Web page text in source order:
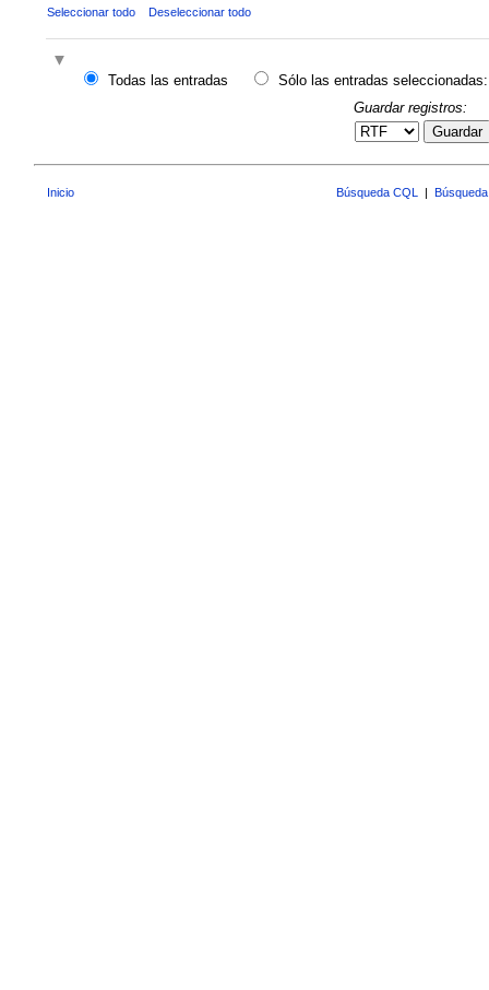
Seleccionar todo Deseleccionar todo
Todas las entradas
Sólo las entradas seleccionadas:
Guardar registros:
Guardar
Inicio Búsqueda CQL